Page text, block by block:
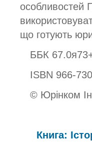
особливостей
що готують
ББК
ISBN 966-
© Юрінком
Книга: